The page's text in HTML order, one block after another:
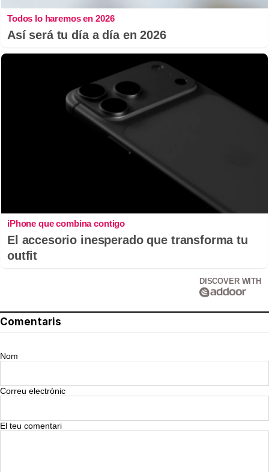
Todos lo haremos en 2026
Así será tu día a día en 2026
iPhone que combina contigo
El accesorio inesperado que transforma tu
outfit
DISCOVER WITH
Comentaris
Nom
Correu electrònic
El teu comentari